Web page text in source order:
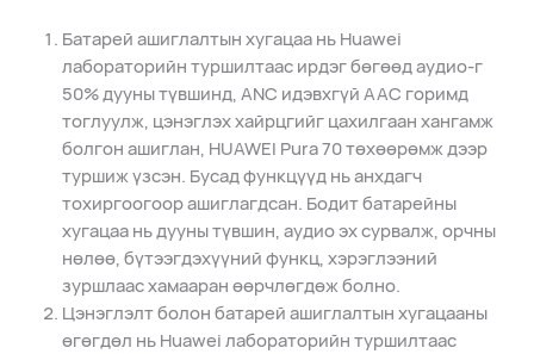
Батарей ашиглалтын хугацаа нь Huawei
лабораторийн туршилтаас ирдэг бөгөөд аудио-г
50% дууны түвшинд, ANC идэвхгүй AAC горимд
тоглуулж, цэнэглэх хайрцгийг цахилгаан хангамж
болгон ашиглан, HUAWEI Pura 70 төхөөрөмж дээр
туршиж үзсэн. Бусад функцүүд нь анхдагч
тохиргоогоор ашиглагдсан. Бодит батарейны
хугацаа нь дууны түвшин, аудио эх сурвалж, орчны
нөлөө, бүтээгдэхүүний функц, хэрэглээний
зуршлаас хамааран өөрчлөгдөж болно.
Цэнэглэлт болон батарей ашиглалтын хугацааны
өгөгдөл нь Huawei лабораторийн туршилтаас